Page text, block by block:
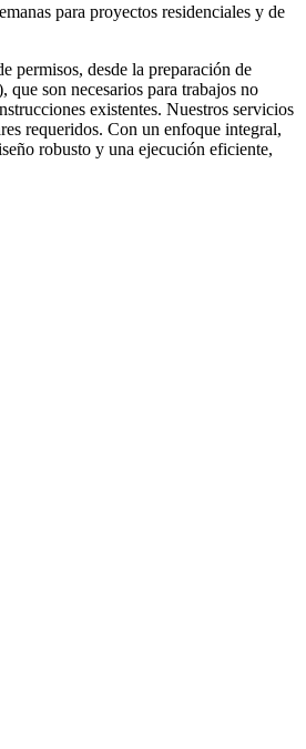
para proyectos residenciales y de
permisos, desde la preparación de
son necesarios para trabajos no
existentes. Nuestros servicios
requeridos. Con un enfoque integral,
robusto y una ejecución eficiente,